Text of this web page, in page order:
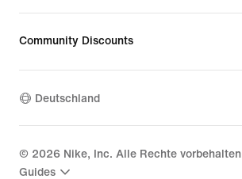
Community Discounts
Deutschland
© 2026 Nike, Inc. Alle Rechte vorbehalten
Guides